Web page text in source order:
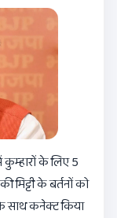
के लिए 5
मिट्टी के बर्तनों को
साथ कनेक्ट किया